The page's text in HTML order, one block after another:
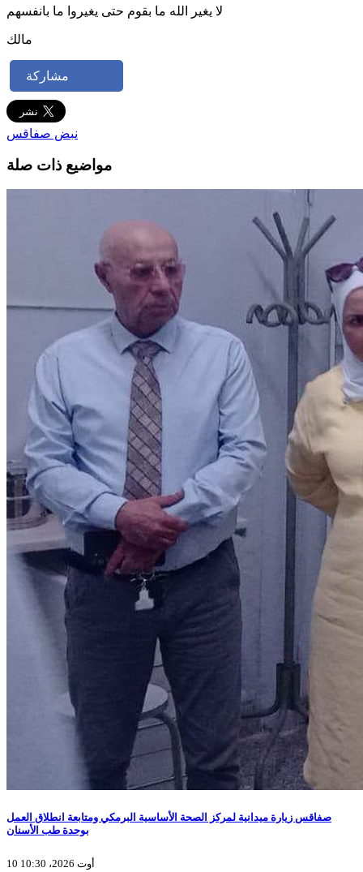
لا يغير الله ما بقوم حتى يغيروا ما بانفسهم
مالك
مشاركة
نبض صفاقس
مواضيع ذات صلة
صفاقس زيارة ميدانية لمركز الصحة الأساسية البرمكي ومتابعة انطلاق العمل
بوحدة طب الأسنان
10 أوت 2026، 10:30